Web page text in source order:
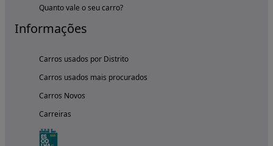
Quanto vale o seu carro?
Informações
Carros usados por Distrito
Carros usados mais procurados
Carros Novos
Carreiras